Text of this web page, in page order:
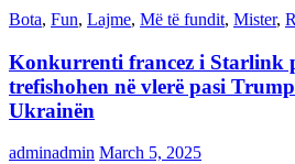
Bota, Fun, Lajme, Më të fundit, Mister,
Konkurrenti francez i Starlink
trefishohen në vlerë pasi
Ukrainën
adminadmin March 5, 2025